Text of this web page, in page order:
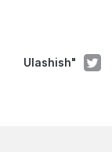
Ulashish"